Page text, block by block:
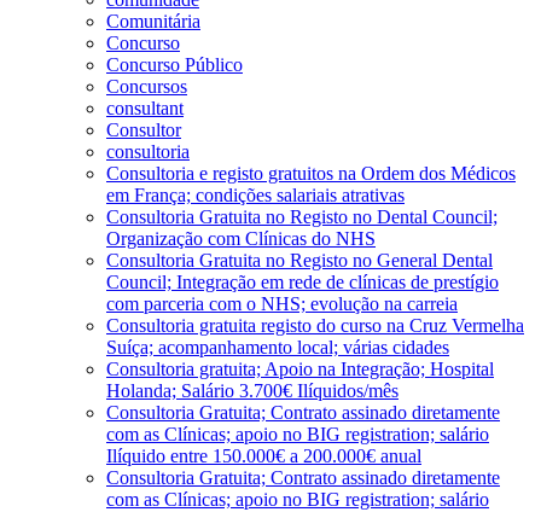
Comunitária
Concurso
Concurso Público
Concursos
consultant
Consultor
consultoria
Consultoria e registo gratuitos na Ordem dos Médicos
em França; condições salariais atrativas
Consultoria Gratuita no Registo no Dental Council;
Organização com Clínicas do NHS
Consultoria Gratuita no Registo no General Dental
Council; Integração em rede de clínicas de prestígio
com parceria com o NHS; evolução na carreia
Consultoria gratuita registo do curso na Cruz Vermelha
Suíça; acompanhamento local; várias cidades
Consultoria gratuita; Apoio na Integração; Hospital
Holanda; Salário 3.700€ Ilíquidos/mês
Consultoria Gratuita; Contrato assinado diretamente
com as Clínicas; apoio no BIG registration; salário
Ilíquido entre 150.000€ a 200.000€ anual
Consultoria Gratuita; Contrato assinado diretamente
com as Clínicas; apoio no BIG registration; salário